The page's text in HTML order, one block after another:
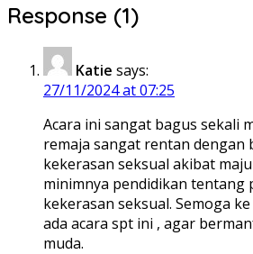
Response (1)
Katie says:
27/11/2024 at 07:25
Acara ini sangat bagus sekali
remaja sangat rentan dengan
kekerasan seksual akibat
minimnya pendidikan tentang
kekerasan seksual. Semoga
ada acara spt ini , agar
muda.